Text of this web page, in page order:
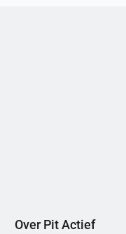
Over Pit Actief